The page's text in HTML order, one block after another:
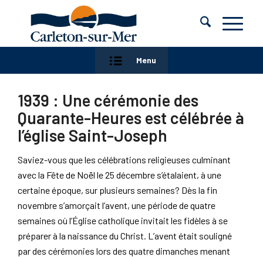
Menu
1939 : Une cérémonie des
Quarante-Heures est célébrée à
l’église Saint-Joseph
Saviez-vous que les célébrations religieuses culminant
avec la Fête de Noël le 25 décembre s’étalaient, à une
certaine époque, sur plusieurs semaines? Dès la fin
novembre s’amorçait l’avent, une période de quatre
semaines où l’Église catholique invitait les fidèles à se
préparer à la naissance du Christ. L’avent était souligné
par des cérémonies lors des quatre dimanches menant